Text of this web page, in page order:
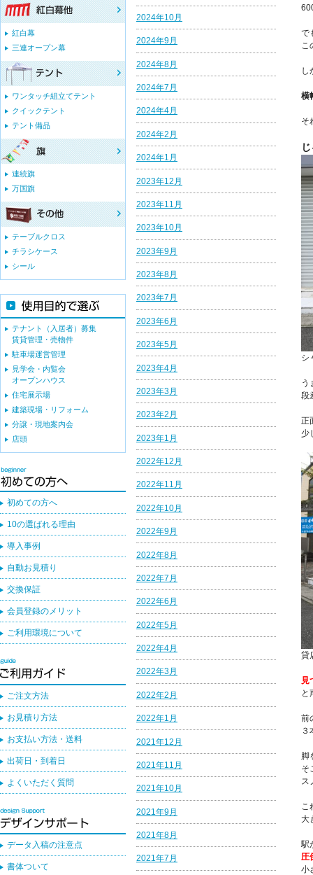
で
こ
し
横
そ
シ
う
段
正
少
貸
見
と
前
３
脚
そ
ス
こ
大
駅
圧
小
2024年10月
2024年9月
2024年8月
2024年7月
2024年4月
2024年2月
2024年1月
2023年12月
2023年11月
2023年10月
2023年9月
2023年8月
2023年7月
2023年6月
2023年5月
2023年4月
2023年3月
2023年2月
2023年1月
2022年12月
2022年11月
2022年10月
2022年9月
2022年8月
2022年7月
2022年6月
2022年5月
2022年4月
2022年3月
2022年2月
2022年1月
2021年12月
2021年11月
2021年10月
2021年9月
2021年8月
2021年7月
紅白幕
三連オープン幕
ワンタッチ組立てテント
クイックテント
テント備品
連続旗
万国旗
テーブルクロス
チラシケース
シール
テナント（入居者）募集
賃貸管理・売物件
駐車場運営管理
見学会・内覧会
オープンハウス
住宅展示場
建築現場・リフォーム
分譲・現地案内会
店頭
初めての方へ
10の選ばれる理由
導入事例
自動お見積り
交換保証
会員登録のメリット
ご利用環境について
ご注文方法
お見積り方法
お支払い方法・送料
出荷日・到着日
よくいただく質問
データ入稿の注意点
書体ついて